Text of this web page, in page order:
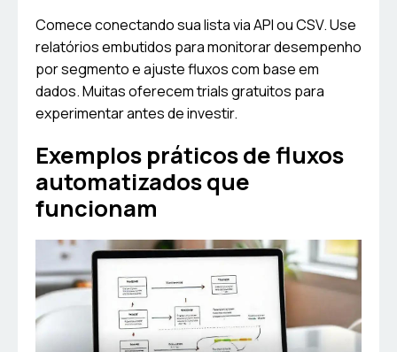
Comece conectando sua lista via API ou CSV. Use
relatórios embutidos para monitorar desempenho
por segmento e ajuste fluxos com base em
dados. Muitas oferecem trials gratuitos para
experimentar antes de investir.
Exemplos práticos de fluxos
automatizados que
funcionam